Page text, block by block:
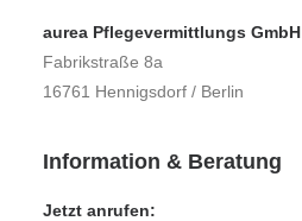
aurea Pflegevermittlungs GmbH
Fabrikstraße 8a
16761 Hennigsdorf / Berlin
Information & Beratung
Jetzt anrufen: